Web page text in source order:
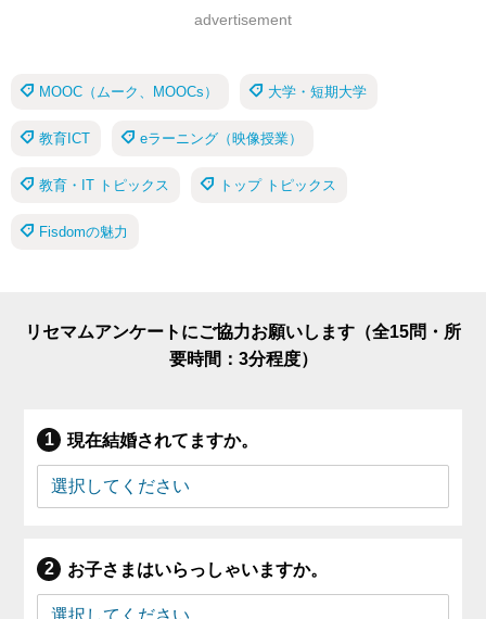
advertisement
MOOC（ムーク、MOOCs） 大学・短期大学
教育ICT eラーニング（映像授業）
教育・IT トピックス トップ トピックス
Fisdomの魅力
リセマムアンケートにご協力お願いします（全15問・所
要時間：3分程度）
現在結婚されてますか。
お子さまはいらっしゃいますか。